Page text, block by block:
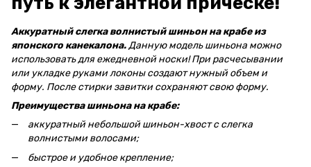
Аккуратный слегка волнистый шиньон на крабе из
японского канекалона.Данную модель шиньона можно
использовать для ежедневной носки! При расчесывании
или укладке руками локоны создают нужный объем и
форму. После стирки завитки сохраняют свою форму.
Преимущества шиньона на крабе:
аккуратный небольшой шиньон-хвост с слегка
волнистыми волосами;
быстрое и удобное крепление;